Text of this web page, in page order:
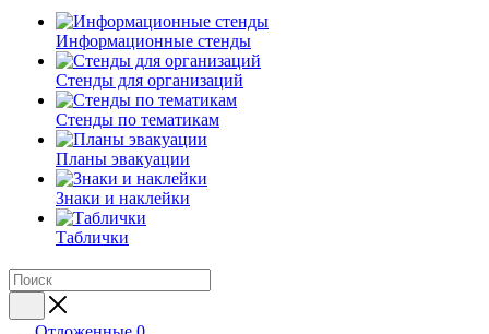
Информационные стенды
Стенды для организаций
Стенды по тематикам
Планы эвакуации
Знаки и наклейки
Таблички